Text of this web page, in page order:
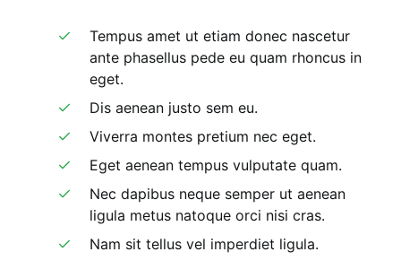
Tempus amet ut etiam donec nascetur
ante phasellus pede eu quam rhoncus in
eget.
Dis aenean justo sem eu.
Viverra montes pretium nec eget.
Eget aenean tempus vulputate quam.
Nec dapibus neque semper ut aenean
ligula metus natoque orci nisi cras.
Nam sit tellus vel imperdiet ligula.